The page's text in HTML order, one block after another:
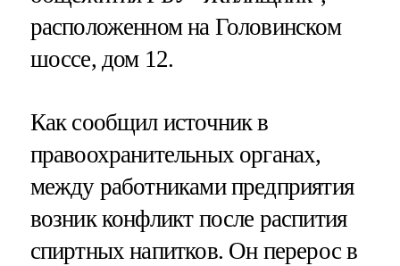
расположенном на Головинском
шоссе, дом 12.
Как сообщил источник в
правоохранительных органах,
между работниками предприятия
возник конфликт после распития
спиртных напитков. Он перерос в